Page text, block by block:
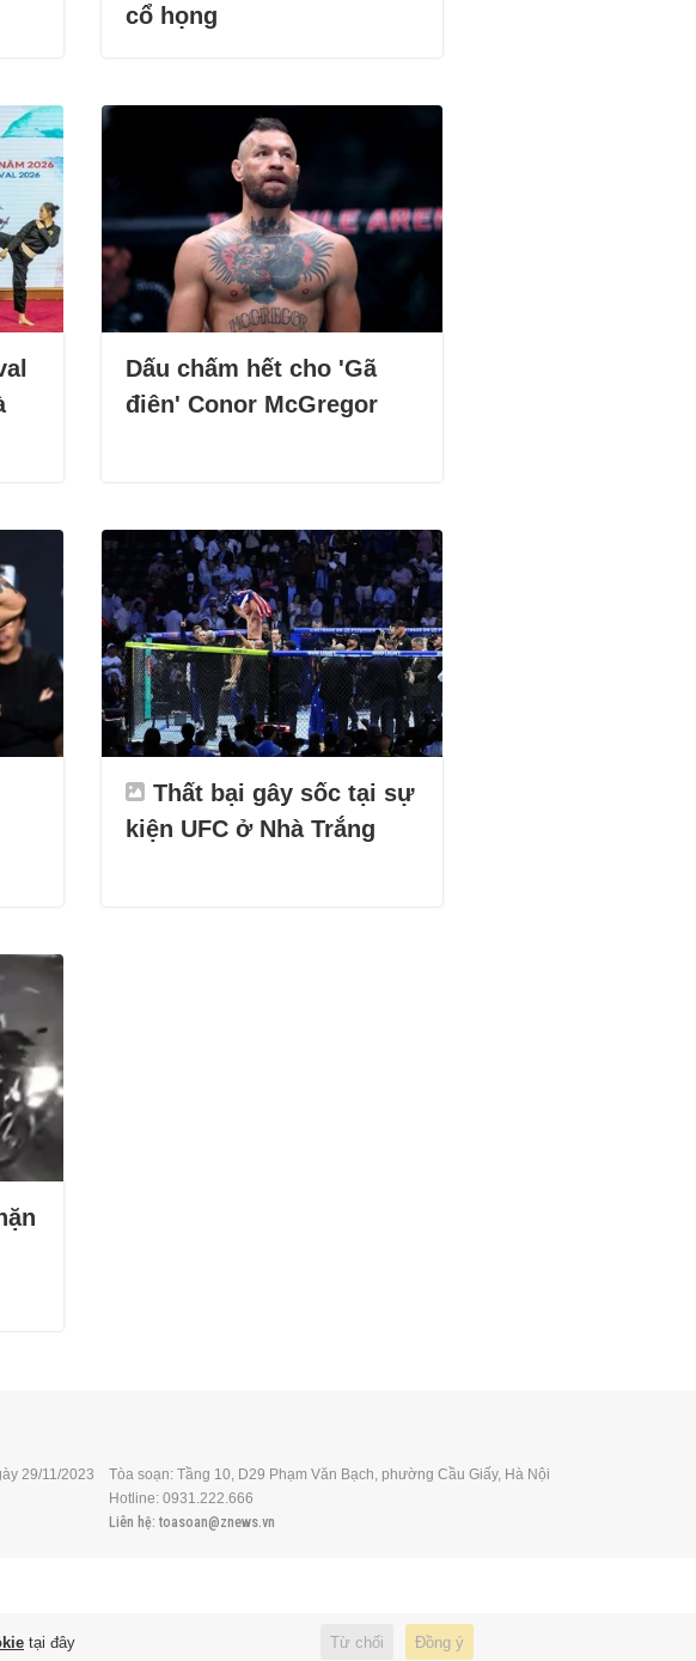
cổ họng
Dấu chấm hết cho 'Gã
điên' Conor McGregor
Thất bại gây sốc tại sự
kiện UFC ở Nhà Trắng
29/11/2023
Tòa soạn: Tầng 10, D29 Phạm Văn Bạch, phường Cầu Giấy, Hà Nội
Hotline: 0931.222.666
Liên hệ: toasoan@znews.vn
tại đây Từ chối Đồng ý